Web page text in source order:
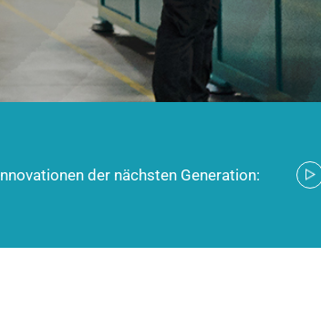
der nächsten Generation: